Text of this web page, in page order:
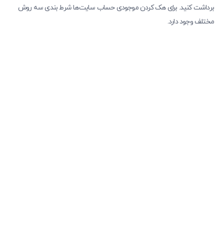
برداشت کنید. برای هک کردن موجودی حساب سایت‌ها شرط بندی سه روش
مختلف وجود دارد.